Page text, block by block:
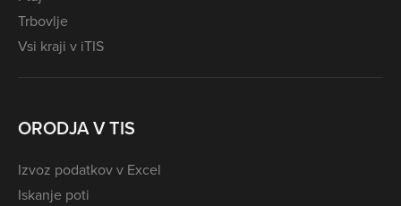
Trbovlje
Vsi kraji v iTIS
ORODJA V TIS
Izvoz podatkov v Excel
Iskanje poti